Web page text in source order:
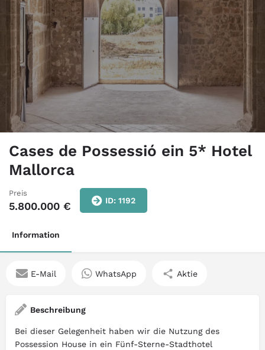
Cases de Possessió ein 5* Hotel
Mallorca
Preis
5.800.000 € ID: 1192
Information
E-Mail WhatsApp Aktie
Beschreibung
Bei dieser Gelegenheit haben wir die Nutzung des
Possession House in ein Fünf-Sterne-Stadthotel